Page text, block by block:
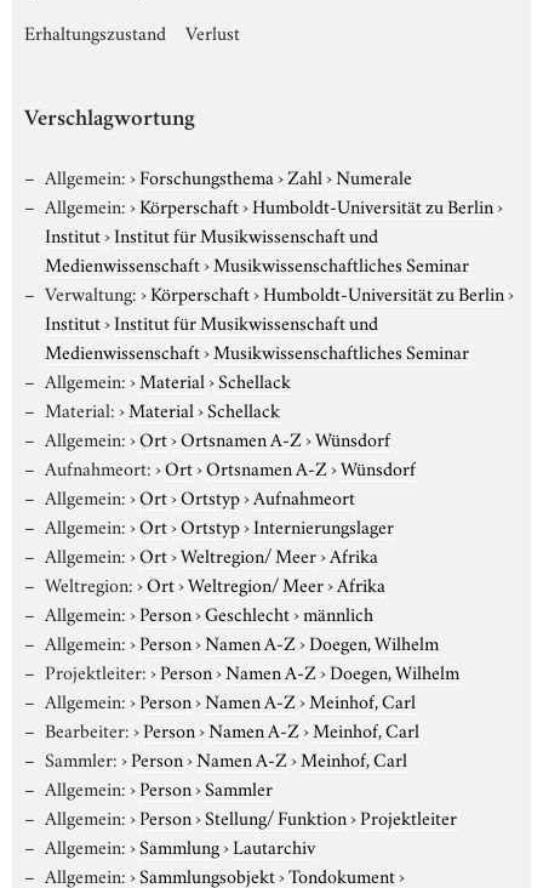
Erhaltungszustand
Verlust
Verschlagwortung
Allgemein:›Forschungsthema›Zahl›Numerale
Allgemein:›Körperschaft›Humboldt-Universität zu Berlin›
Institut›Institut für Musikwissenschaft und
Medienwissenschaft›Musikwissenschaftliches Seminar
Verwaltung:›Körperschaft›Humboldt-Universität zu Berlin›
Institut›Institut für Musikwissenschaft und
Medienwissenschaft›Musikwissenschaftliches Seminar
Allgemein:›Material›Schellack
Material:›Material›Schellack
Allgemein:›Ort›Ortsnamen A-Z›Wünsdorf
Aufnahmeort:›Ort›Ortsnamen A-Z›Wünsdorf
Allgemein:›Ort›Ortstyp›Aufnahmeort
Allgemein:›Ort›Ortstyp›Internierungslager
Allgemein:›Ort›Weltregion/ Meer›Afrika
Weltregion:›Ort›Weltregion/ Meer›Afrika
Allgemein:›Person›Geschlecht›männlich
Allgemein:›Person›Namen A-Z›Doegen, Wilhelm
Projektleiter:›Person›Namen A-Z›Doegen, Wilhelm
Allgemein:›Person›Namen A-Z›Meinhof, Carl
Bearbeiter:›Person›Namen A-Z›Meinhof, Carl
Sammler:›Person›Namen A-Z›Meinhof, Carl
Allgemein:›Person›Sammler
Allgemein:›Person›Stellung/ Funktion›Projektleiter
Allgemein:›Sammlung›Lautarchiv
Allgemein:›Sammlungsobjekt›Tondokument›